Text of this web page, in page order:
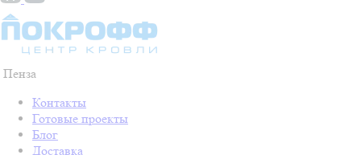
Пенза
Контакты
Готовые проекты
Блог
Доставка